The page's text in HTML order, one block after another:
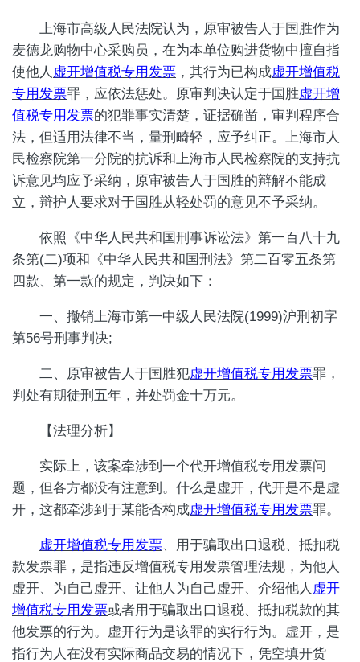
上海市高级人民法院认为，原审被告人于国胜作为
麦德龙购物中心采购员，在为本单位购进货物中擅自指
使他人 虚开增值税专用发票 ，其行为已构成虚开增值税
专用发票罪，应依法惩处。原审判决认定于国胜虚开增
值税专用发票的犯罪事实清楚，证据确凿，审判程序合
法，但适用法律不当，量刑畸轻，应予纠正。上海市人
民检察院第一分院的抗诉和上海市人民检察院的支持抗
诉意见均应予采纳，原审被告人于国胜的辩解不能成
立，辩护人要求对于国胜从轻处罚的意见不予采纳。
依照《中华人民共和国刑事诉讼法》第一百八十九
条第(二)项和《中华人民共和国刑法》第二百零五条第
四款、第一款的规定，判决如下：
一、撤销上海市第一中级人民法院(1999)沪刑初字
第56号刑事判决;
二、原审被告人于国胜犯虚开增值税专用发票罪，
判处有期徒刑五年，并处罚金十万元。
【法理分析】
实际上，该案牵涉到一个代开增值税专用发票问
题，但各方都没有注意到。什么是虚开，代开是不是虚
开，这都牵涉到于某能否构成虚开增值税专用发票罪。
虚开增值税专用发票、用于骗取出口退税、抵扣税
款发票罪，是指违反增值税专用发票管理法规，为他人
虚开、为自己虚开、让他人为自己虚开、介绍他人 虚开
增值税专用发票或者用于骗取出口退税、抵扣税款的其
他发票的行为。虚开行为是该罪的实行行为。虚开，是
指行为人在没有实际商品交易的情况下，凭空填开货